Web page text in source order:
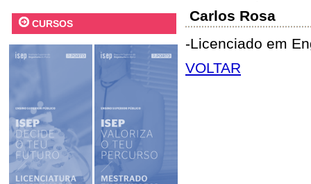
CURSOS
Carlos Rosa
-Licenciado em
VOLTAR